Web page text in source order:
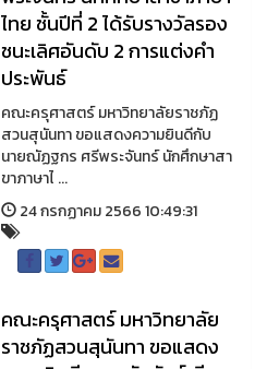
ไทย ชั้นปีที่ 2 ได้รับรางวัลรอง
ชนะเลิศอันดับ 2 การแต่งคำ
ประพันธ์
คณะครุศาสตร์ มหาวิทยาลัยราชภัฏ
สวนสุนันทา ขอแสดงความยินดีกับ
นายณัฏฐกร ศรีพระจันทร์ นักศึกษาสา
ขาภาษาไ ...
24 กรกฏาคม 2566 10:49:31
คณะครุศาสตร์ มหาวิทยาลัย
ราชภัฏสวนสุนันทา ขอแสดง